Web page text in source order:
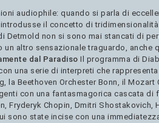
audiophile: quando si parla di
il concetto di
Detmold non si sono mai stancati di
un altro sensazionale traguardo,
dal Paradiso Il programma di
una serie di interpreti che rappresenta
la Beethoven Orchester Bonn, il
con una fantasmagorica cascata
Fryderyk Chopin, Dmitri
state incise con una